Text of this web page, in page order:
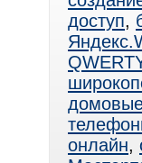
доступ,
онлайн,